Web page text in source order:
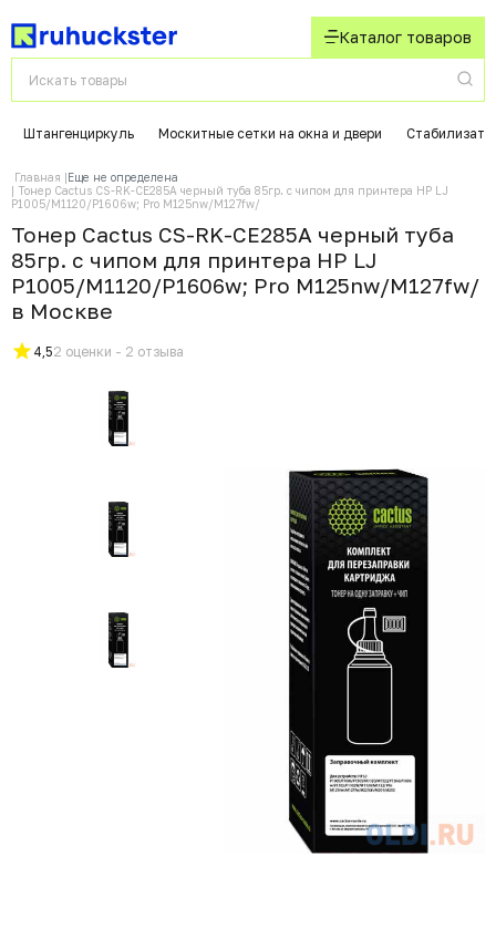
Каталог товаров
Штангенциркуль Москитные сетки на окна и двери
Главная
Еще не определена
Тонер Cactus CS-RK-CE285A черный туба 85гр. с чипом для принтера HP LJ
P1005/M1120/P1606w; Pro M125nw/M127fw/
Тонер Cactus CS-RK-CE285A черный туба
85гр. с чипом для принтера HP LJ
P1005/M1120/P1606w; Pro M125nw/M127fw/
в Москвe
4,52 оценки - 2 отзыва